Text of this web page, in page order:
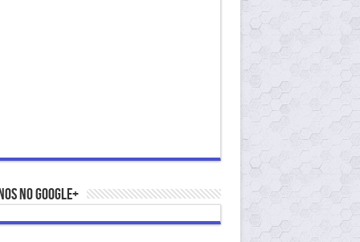
no Google+